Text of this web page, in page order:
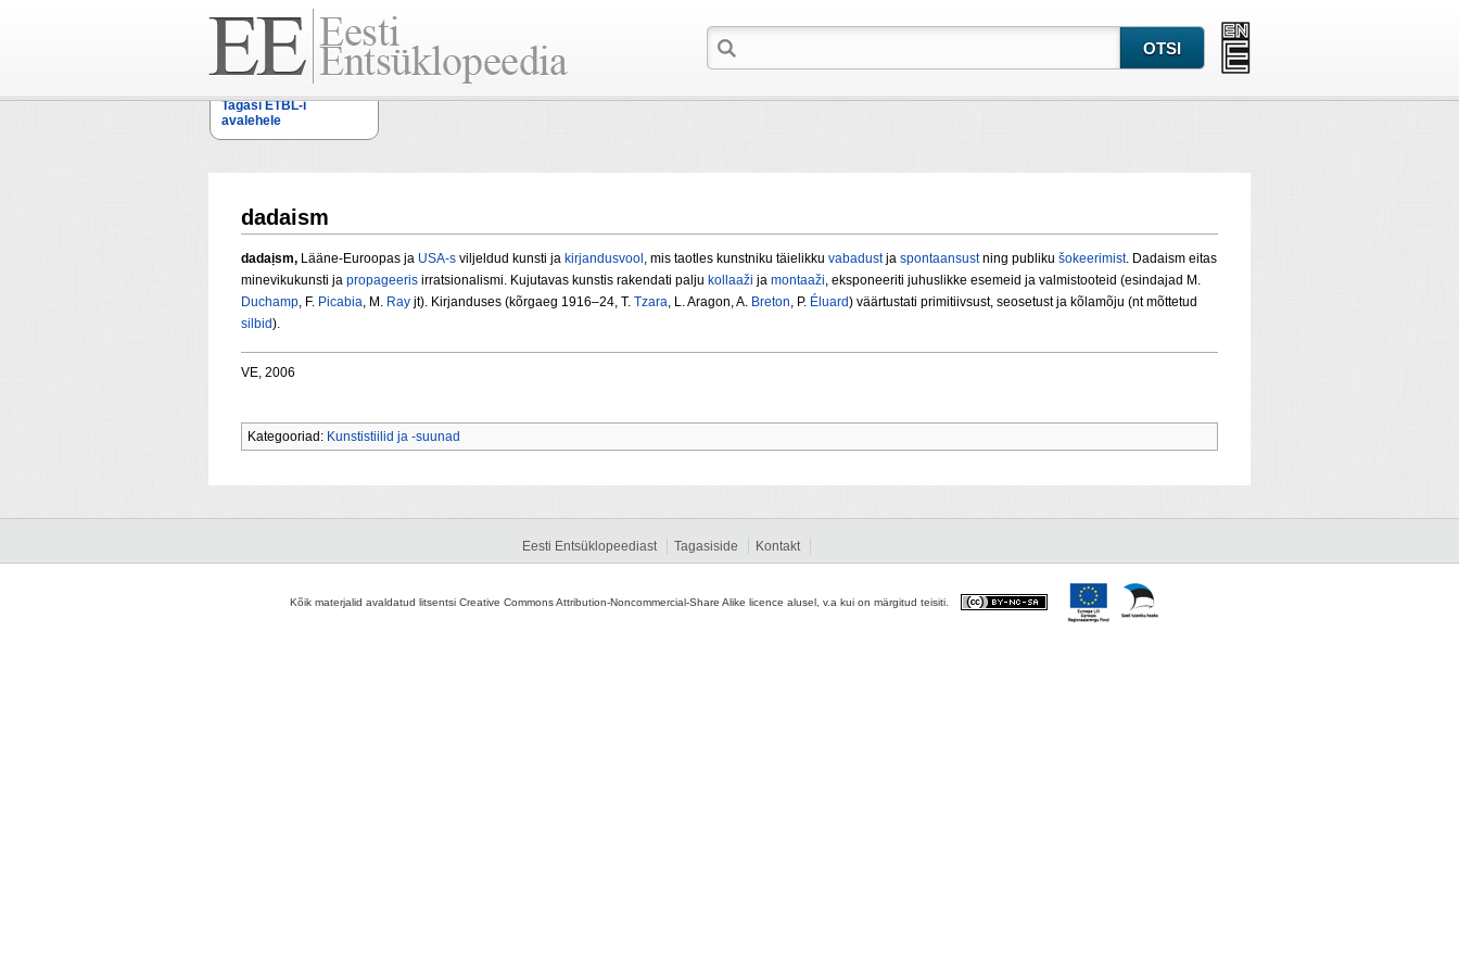
Tagasi ETBL-i
avalehele
dadaism
dadaịsm, Lääne-Euroopas ja USA-s viljeldud kunsti ja kirjandusvool , mis taotles kunstniku täielikku vabadustja spontaansustning publiku šokeerimist. Dadaism eitas
minevikukunsti ja propageeris irratsionalismi. Kujutavas kunstis rakendati palju kollaaži ja montaaži, eksponeeriti juhuslikke esemeid ja valmistooteid (esindajad M.
Duchamp, F. Picabia, M. Ray jt). Kirjanduses (kõrgaeg 1916–24, T. Tzara, L. Aragon, A. Breton, P. Éluard) väärtustati primitiivsust, seosetust ja kõlamõju (nt mõttetud
silbid).
VE, 2006
Kategooriad: Kunstistiilid ja -suunad
Eesti Entsüklopeediast Tagasiside Kontakt
Kõik materjalid avaldatud litsentsi Creative Commons Attribution-Noncommercial-Share Alike licence alusel, v.a kui on märgitud teisiti.